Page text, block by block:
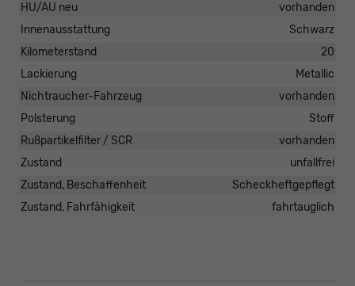
HU/AU neu
vorhanden
Innenausstattung
Schwarz
Kilometerstand
20
Lackierung
Metallic
Nichtraucher-Fahrzeug
vorhanden
Polsterung
Stoff
Rußpartikelfilter / SCR
vorhanden
Zustand
unfallfrei
Zustand, Beschaffenheit
Scheckheftgepflegt
Zustand, Fahrfähigkeit
fahrtauglich